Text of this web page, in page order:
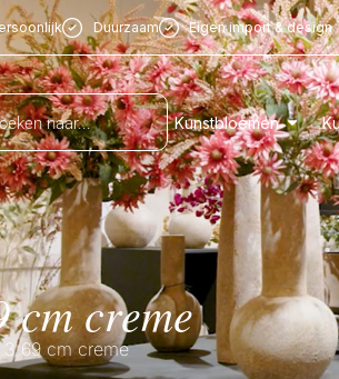
Duurzaam Eigen import & design
Kunstbloemen
cm creme
3 69 cm creme